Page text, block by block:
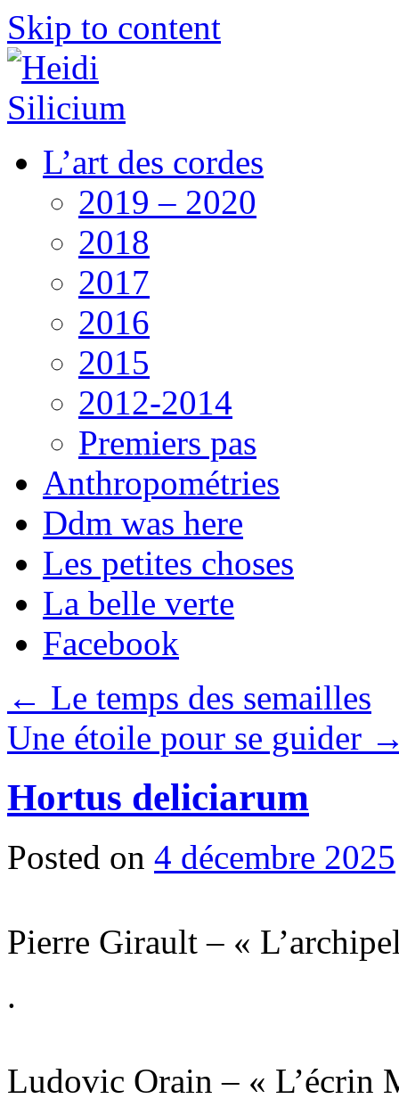
Skip to content
L’art des cordes
2019 – 2020
2018
2017
2016
2015
2012-2014
Premiers pas
Anthropométries
Ddm was here
Les petites choses
La belle verte
Facebook
← Le temps des semailles
Une étoile pour se guider
Hortus deliciarum
Posted on 4 décembre 2025
Pierre Girault – «
.
Ludovic Orain – « L’écrin